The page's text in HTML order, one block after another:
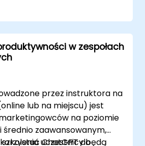
zasilany przez
poprawić obsługę klienta i
w swojej strategii
aby zaoszczędzić czas i
w zespołach
przez instruktora na
lub na miejscu) jest
na poziomie
zaawansowanym,
ChatGPT do
szkolenia uczestnicy będą